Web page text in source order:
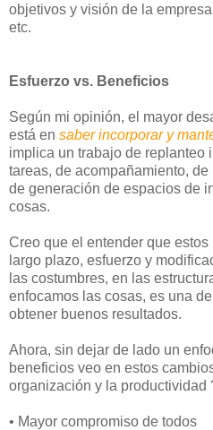
objetivos y visión de la
etc.
Esfuerzo vs. Beneficios
Según mi opinión, el mayor
está en saber incorporar y
implica un trabajo de replanteo
tareas, de acompañamiento,
de generación de espacios de
cosas.
Creo que el entender que
largo plazo, esfuerzo y
las costumbres, en las
enfocamos las cosas, es una
obtener buenos resultados.
Ahora, sin dejar de lado un
beneficios veo en estos
organización y la productividad
• Mayor compromiso de todos